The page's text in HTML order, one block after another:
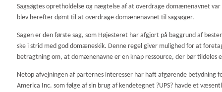
Sagsøgtes opretholdelse og nægtelse af at overdrage domænenavnet
blev herefter dømt til at overdrage domænenavnet til sagsøger.
Sagen er den første sag, som Højesteret har afgjort på baggrund af
ske i strid med god domæneskik. Denne regel giver mulighed for at
betragtning om, at domænenavne er en knap ressource, der bør
Netop afvejningen af parternes interesser har haft afgørende
America Inc. som følge af sin brug af kendetegnet ?UPS? havde et